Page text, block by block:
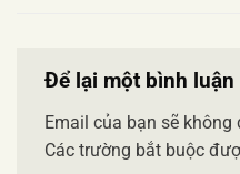
Để lại một bình luận
Email của bạn sẽ
Các trường bắt buộc